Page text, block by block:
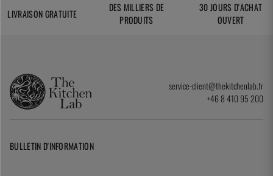
LIVRAISON GRATUITE
DES MILLIERS DE
PRODUITS
30 JOURS D'ACHAT
OUVERT
service-client@thekitchenlab.fr
+46 8 410 95 200
BULLETIN D'INFORMATION